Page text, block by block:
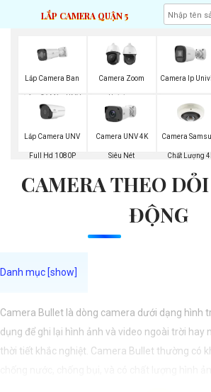
LẮP CAMERA QUẬN 5
Lắp Camera Ban
Đêm Có Màu UNV
Camera Zoom
Uniview
Camera Ip
Lắp Camera UNV
Full Hd 1080P
Camera UNV 4K
Siêu Nét
Camera
Chất Lượng
CAMERA THEO
ĐỘNG
Camera Bullet là dòng camera dưới dạng hình
dụng để ghi lại hình ảnh và video ngoài trời hay
thời tiết khắc nghiệt. Camera Bullet thường có